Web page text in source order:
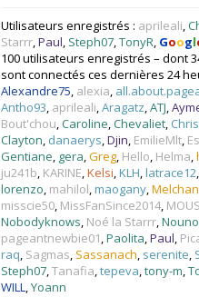
Utilisateurs enregistrés : aprileali,
Starrr,Paul, Steph07,TonyR, Googl
100 utilisateurs enregistrés – dont
sont connectés ces dernières 24
Alexandre75, alexia,
Antho93, aprileali,Aragatz,ATJ,
Bout'chou,Caroline,Chevaliet,
Clayton, danaerys,Djin, EmilieMlt,
Gentiane, gera,Greg, Hello, Helma,
ju241b, KARINE,Kelsi,KLH,latrace12,
lorenzo, mahilol,maogany,
misscie50, MissFanSince2014,
Nobodyknows, Noé la Starrr,
pageantnewbie01,Paolita,Paul,
raq, Sagmas, Sassanach, serenite,
Steph07,Tanafia,tepeva,tony-m,
WILL,Yoann